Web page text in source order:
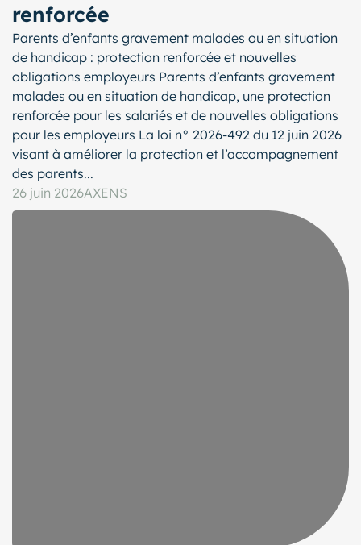
renforcée
Parents d’enfants gravement malades ou en situation
de handicap : protection renforcée et nouvelles
obligations employeurs Parents d’enfants gravement
malades ou en situation de handicap, une protection
renforcée pour les salariés et de nouvelles obligations
pour les employeurs La loi n° 2026-492 du 12 juin 2026
visant à améliorer la protection et l’accompagnement
des parents...
26 juin 2026AXENS